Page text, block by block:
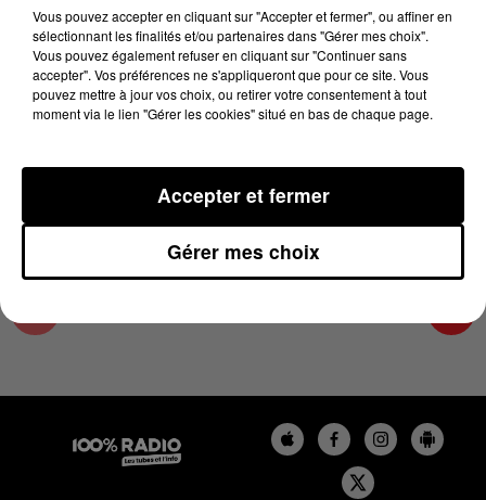
5 juillet 2026 - 1 min 14 sec
L'AGENDA DU TARN NORD DU 05/07/2026 À
06H39
L'AGENDA DU TARN NORD
Vous pouvez accepter en cliquant sur "Accepter et fermer", ou affiner en
sélectionnant les finalités et/ou partenaires dans "Gérer mes choix".
Vous pouvez également refuser en cliquant sur "Continuer sans
accepter". Vos préférences ne s'appliqueront que pour ce site. Vous
pouvez mettre à jour vos choix, ou retirer votre consentement à tout
moment via le lien "Gérer les cookies" situé en bas de chaque page.
Gérer mes choix
Accepter et fermer